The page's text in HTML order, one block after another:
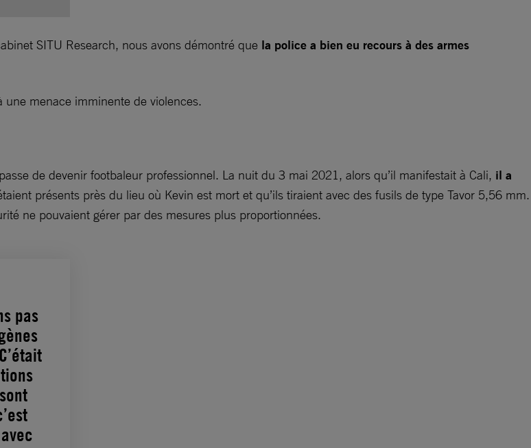
SITU Research, nous avons démontré que la police a bien eu recours à des armes
une menace imminente de violences.
de devenir footbaleur professionnel. La nuit du 3 mai 2021, alors qu’il manifestait à Cali, il a
présents près du lieu où Kevin est mort et qu’ils tiraient avec des fusils de type Tavor 5,56 mm.
ne pouvaient gérer par des mesures plus proportionnées.
pas